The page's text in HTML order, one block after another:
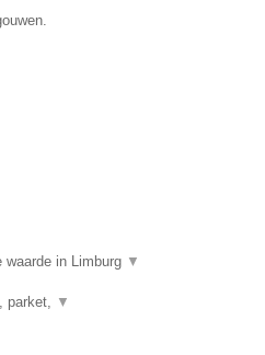
in Limburg ▼
parket, ▼